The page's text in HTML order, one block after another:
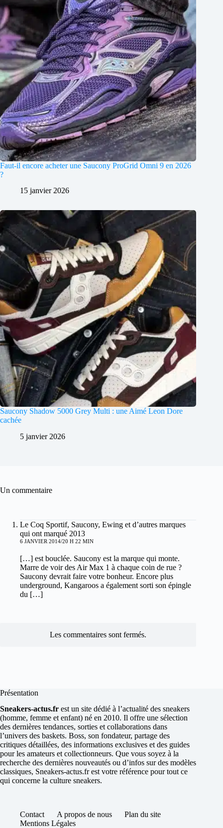
Faut-il encore acheter une Saucony ProGrid Omni 9 en 2026
?
15 janvier 2026
Saucony Shadow 5000 Grey Multi : une Aimé Leon Dore
cachée
5 janvier 2026
Un commentaire
Le Coq Sportif, Saucony, Ewing et d’autres marques
qui ont marqué 2013
6 JANVIER 2014/20 H 22 MIN
[…] est bouclée. Saucony est la marque qui monte.
Marre de voir des Air Max 1 à chaque coin de rue ?
Saucony devrait faire votre bonheur. Encore plus
underground, Kangaroos a également sorti son épingle
du […]
Les commentaires sont fermés.
Présentation
Sneakers-actus.fr est un site dédié à l’actualité des sneakers
(homme, femme et enfant) né en 2010. Il offre une sélection
des dernières tendances, sorties et collaborations dans
l’univers des baskets. Boss, son fondateur, partage des
critiques détaillées, des informations exclusives et des guides
pour les amateurs et collectionneurs. Que vous soyez à la
recherche des dernières nouveautés ou d’infos sur des modèles
classiques, Sneakers-actus.fr est votre référence pour tout ce
qui concerne la culture sneakers.
Contact A propos de nous
Plan du site
Mentions Légales